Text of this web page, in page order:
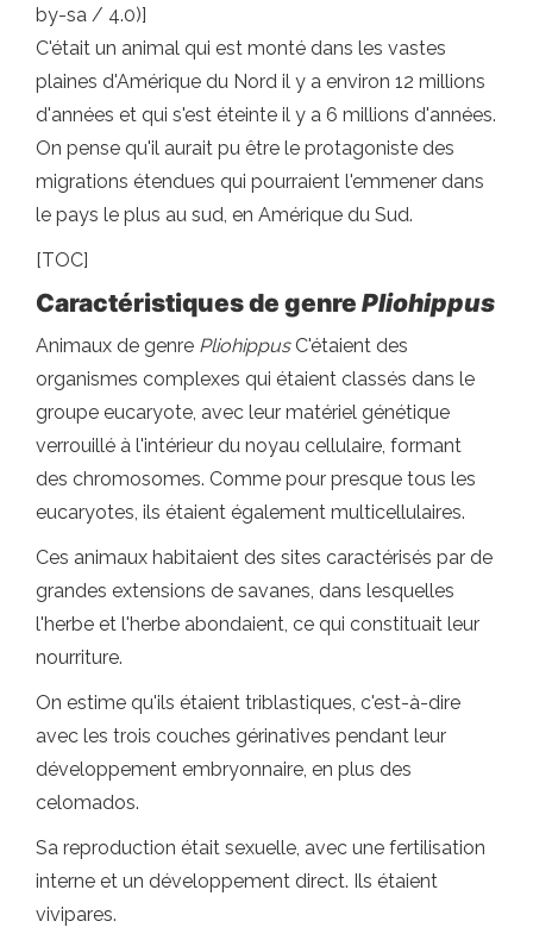
by-sa / 4.0)]
C'était un animal qui est monté dans les vastes
plaines d'Amérique du Nord il y a environ 12 millions
d'années et qui s'est éteinte il y a 6 millions d'années.
On pense qu'il aurait pu être le protagoniste des
migrations étendues qui pourraient l'emmener dans
le pays le plus au sud, en Amérique du Sud.
[TOC]
Caractéristiques de genre Pliohippus
Animaux de genre PliohippusC'étaient des
organismes complexes qui étaient classés dans le
groupe eucaryote, avec leur matériel génétique
verrouillé à l'intérieur du noyau cellulaire, formant
des chromosomes. Comme pour presque tous les
eucaryotes, ils étaient également multicellulaires.
Ces animaux habitaient des sites caractérisés par de
grandes extensions de savanes, dans lesquelles
l'herbe et l'herbe abondaient, ce qui constituait leur
nourriture.
On estime qu'ils étaient triblastiques, c'est-à-dire
avec les trois couches gérinatives pendant leur
développement embryonnaire, en plus des
celomados.
Sa reproduction était sexuelle, avec une fertilisation
interne et un développement direct. Ils étaient
vivipares.